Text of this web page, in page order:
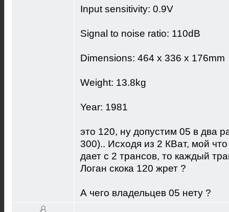
Input sensitivity: 0.9V
Signal to noise ratio: 110dB
Dimensions: 464 x 336 x 176mm
Weight: 13.8kg
Year: 1981
это 120, ну допустим 05 в два
300).. Исходя из 2 КВат, мой
дает с 2 трансов, то каждый
Логан скока 120 жрет ?
А чего владельцев 05 нету ?